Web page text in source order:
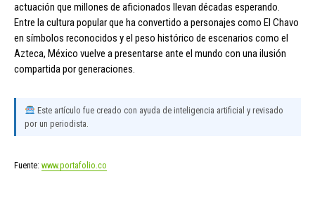
actuación que millones de aficionados llevan décadas esperando.
Entre la cultura popular que ha convertido a personajes como El Chavo
en símbolos reconocidos y el peso histórico de escenarios como el
Azteca, México vuelve a presentarse ante el mundo con una ilusión
compartida por generaciones.
Este artículo fue creado con ayuda de inteligencia artificial y revisado
por un periodista.
Fuente: www.portafolio.co